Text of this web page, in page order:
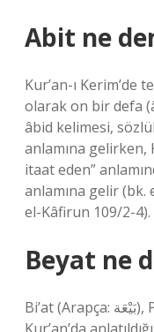
Abit ne
Kur’an-ı Kerim’de
olarak on bir defa
âbid kelimesi,
anlamına gelirken,
itaat eden”
anlamına gelir
el-Kâfirun 109/2-4).
Beyat ne
Bi’at (Arapça: بَيْعَة), Peygamber’e biat etmek,